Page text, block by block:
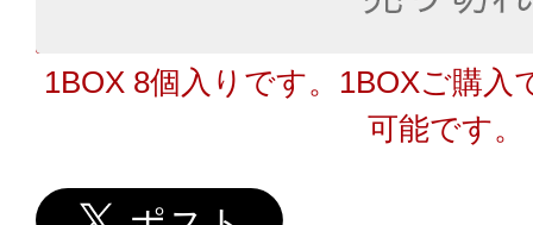
1BOX 8個入りです。1BOXご購
可能です。